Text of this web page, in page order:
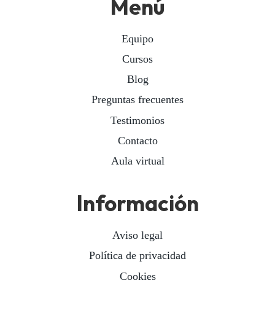
Menú
Equipo
Cursos
Blog
Preguntas frecuentes
Testimonios
Contacto
Aula virtual
Información
Aviso legal
Política de privacidad
Cookies